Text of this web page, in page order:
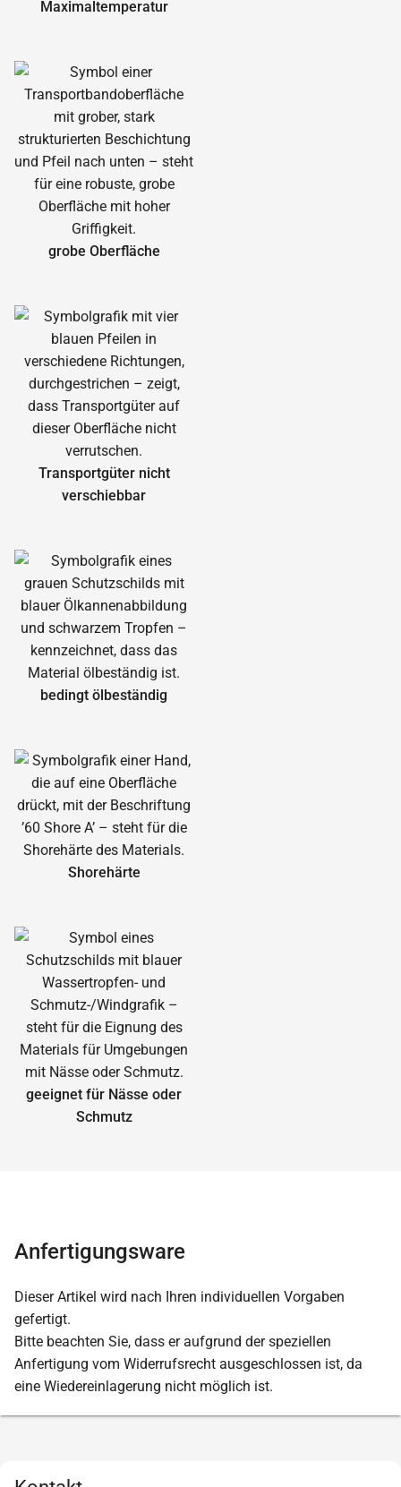
Maximal­temperatur
grobe Oberfläche
Transportgüter nicht
verschiebbar
bedingt ölbeständig
Shorehärte
geeignet für Nässe oder
Schmutz
Anfertigungsware
Dieser Artikel wird nach Ihren individuellen Vorgaben
gefertigt.
Bitte beachten Sie, dass er aufgrund der speziellen
Anfertigung vom Widerrufsrecht ausgeschlossen ist, da
eine Wiedereinlagerung nicht möglich ist.